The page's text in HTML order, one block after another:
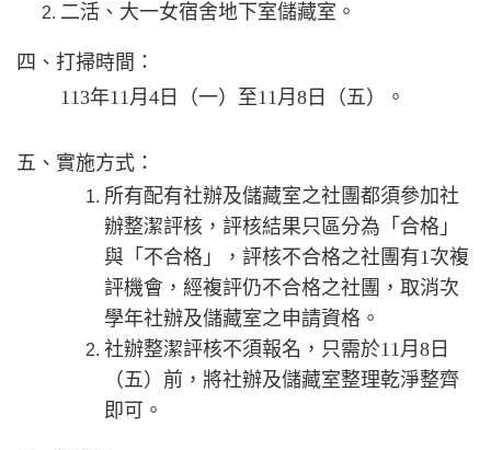
二活、大一女宿舍地下室儲藏室。
四、打掃時間：
113年11月4日（一）至11月8日（五）。
五、實施方式：
所有配有社辦及儲藏室之社團都須參加社
辦整潔評核，評核結果只區分為「合格」
與「不合格」，評核不合格之社團有1次複
評機會，經複評仍不合格之社團，取消次
學年社辦及儲藏室之申請資格。
社辦整潔評核不須報名，只需於11月8日
（五）前，將社辦及儲藏室整理乾淨整齊
即可。